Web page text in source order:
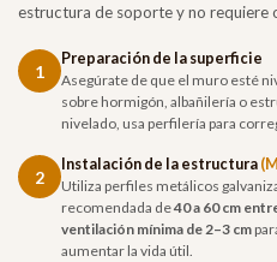
estructura de soporte y no requiere
1
Preparación de la superficie
Asegúrate de que el muro esté
sobre hormigón, albañilería o
nivelado, usa perfilería para
2
Instalación de la estructura
Utiliza perfiles metálicos
recomendada de40 a 60 cm
ventilación mínima de 2–3 cm
aumentar la vida útil.